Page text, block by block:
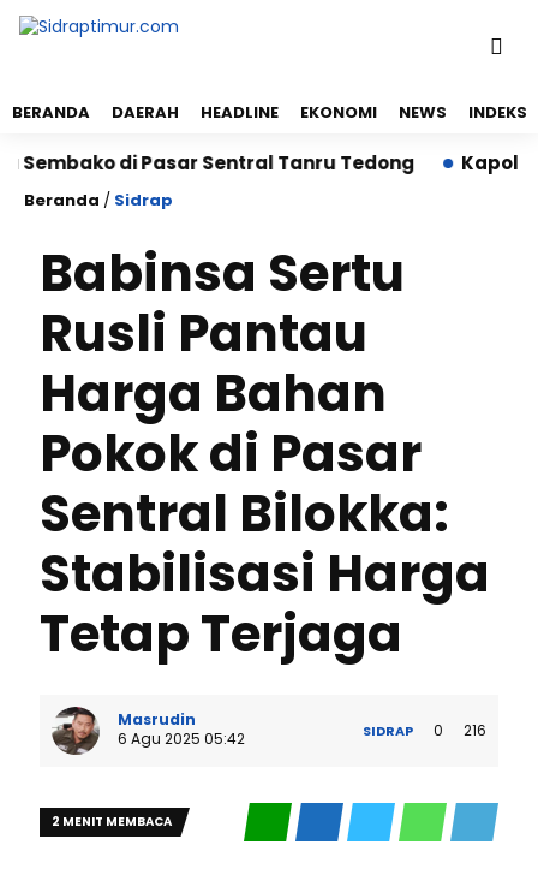
BERANDA DAERAH HEADLINE EKONOMI NEWS INDEKS
di Pasar Sentral Tanru Tedong Kapolres
Beranda / Sidrap
Babinsa Sertu
Rusli Pantau
Harga Bahan
Pokok di Pasar
Sentral Bilokka:
Stabilisasi Harga
Tetap Terjaga
Masrudin
6 Agu 2025 05:42
SIDRAP 0 216
2 MENIT MEMBACA